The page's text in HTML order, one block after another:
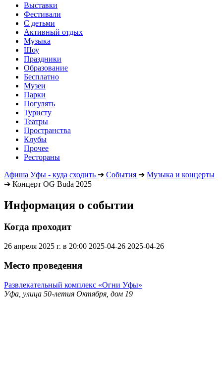
Выставки
Фестивали
С детьми
Активный отдых
Музыка
Шоу
Праздники
Образование
Бесплатно
Музеи
Парки
Погулять
Туристу
Театры
Пространства
Клубы
Прочее
Рестораны
Афиша Уфы - куда сходить ➔ События ➔ Музыка и концерты
➔ Концерт OG Buda 2025
Информация о событии
Когда проходит
26 апреля 2025 г. в 20:00 2025-04-26 2025-04-26
Место проведения
Развлекательный комплекс «Огни Уфы»
Уфа, улица 50-летия Октября, дом 19